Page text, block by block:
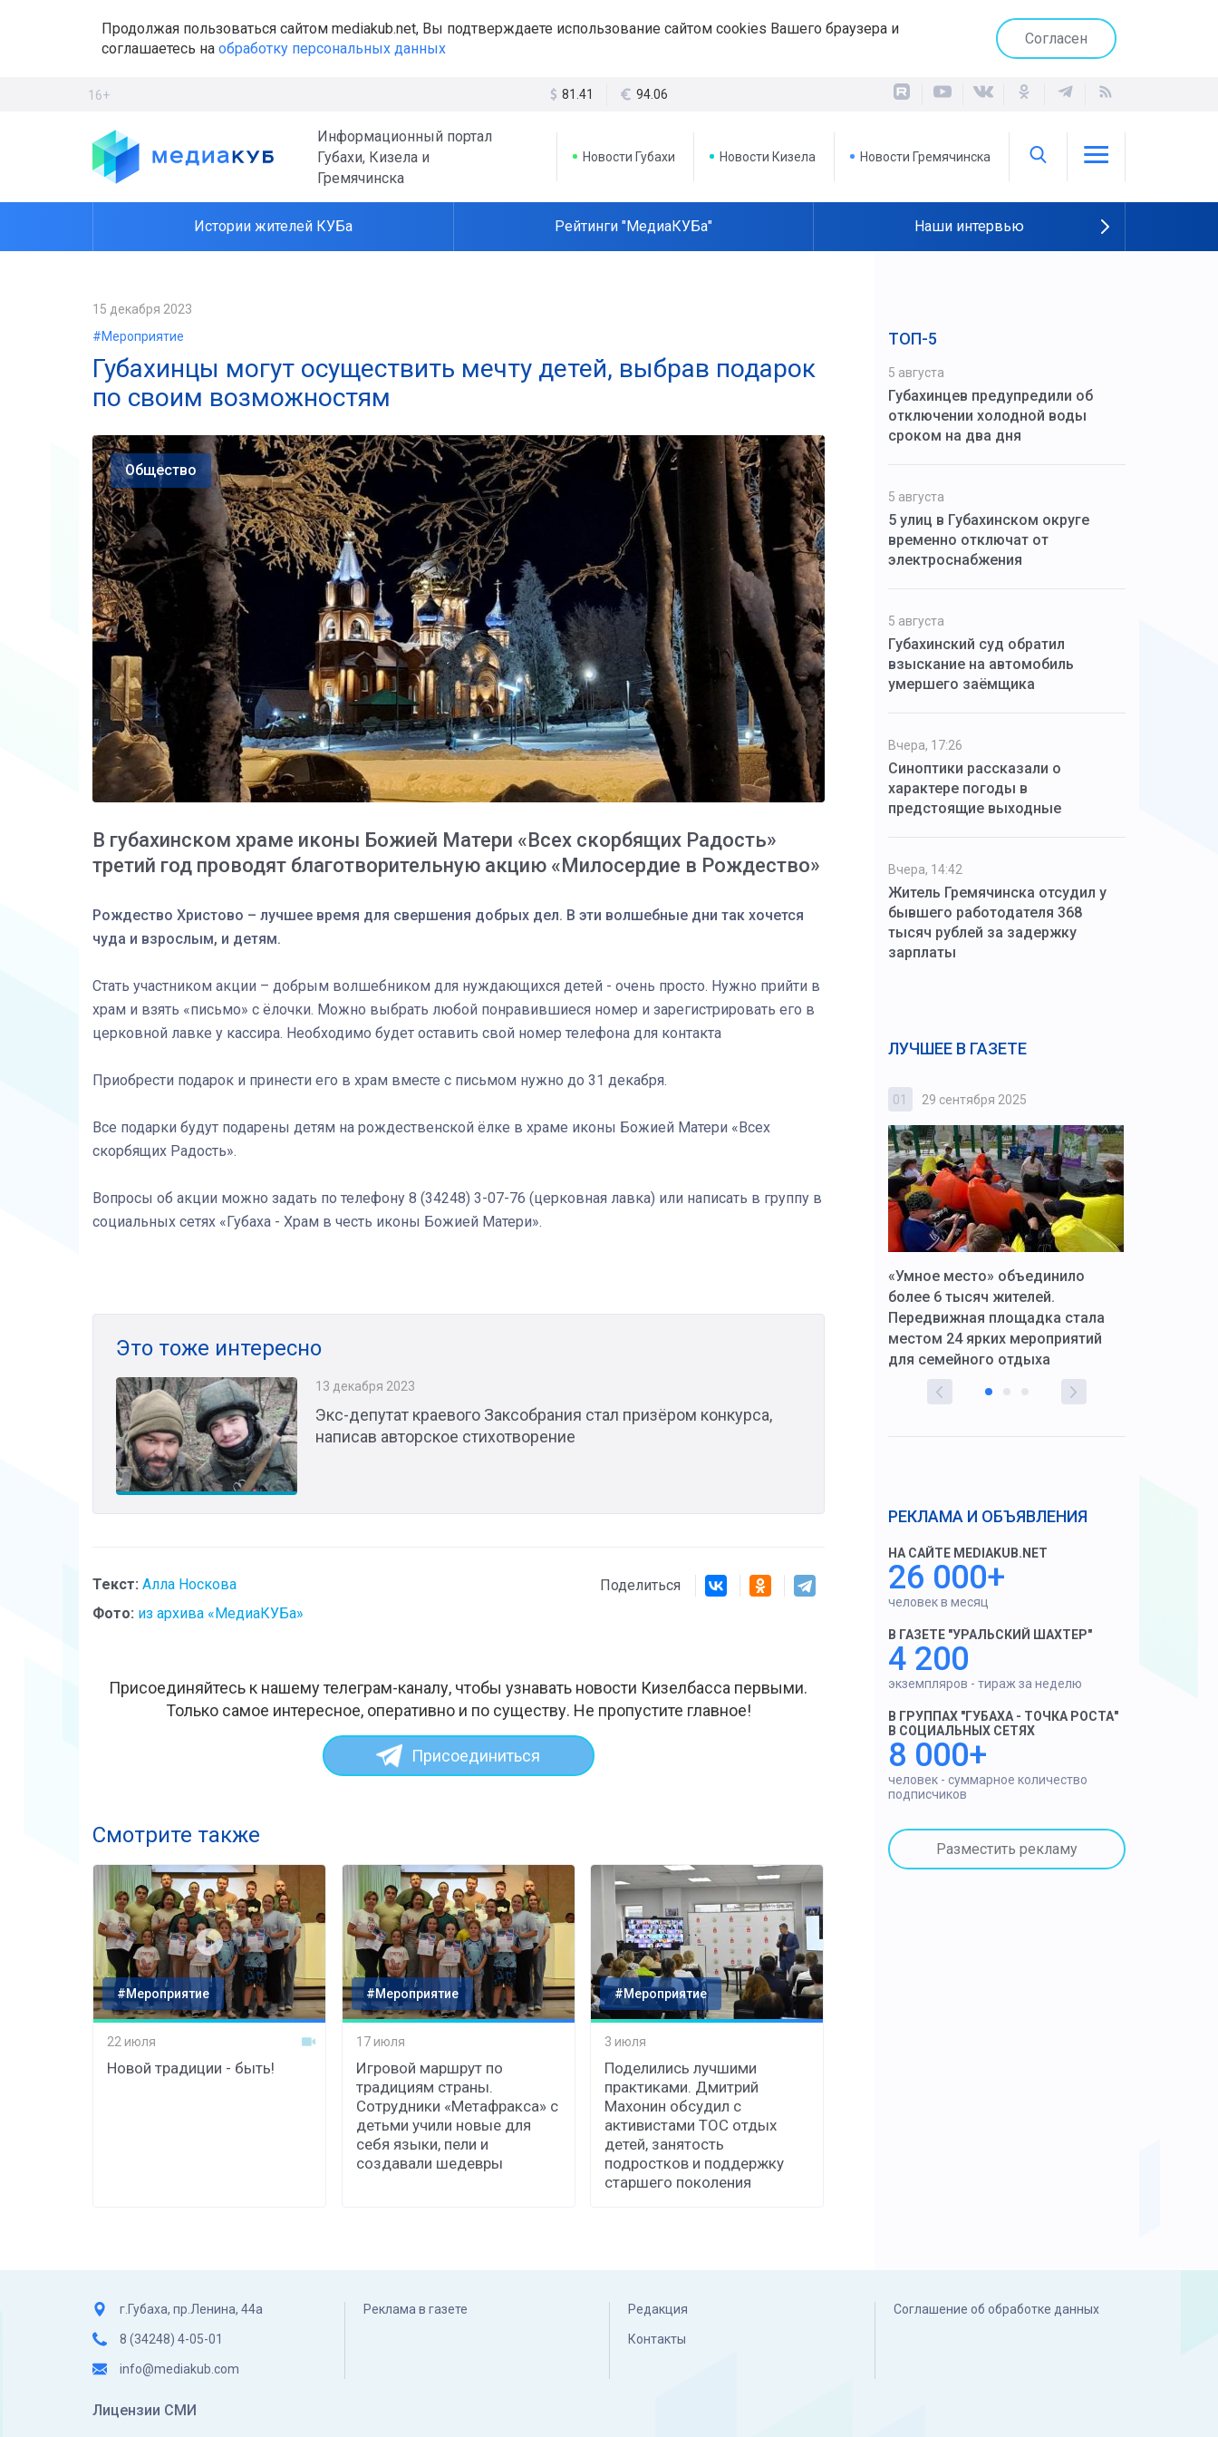
Продолжая пользоваться сайтом mediakub.net, Вы подтверждаете использование сайтом cookies Вашего браузера и
соглашаетесь на обработку персональных данных
Согласен
16+ 81.41 94.06
Информационный портал
Губахи, Кизела и
Гремячинска
Новости Губахи Новости Кизела Новости Гремячинска
Истории жителей КУБа Рейтинги "МедиаКУБа" Наши интервью
15 декабря 2023
#Мероприятие
Губахинцы могут осуществить мечту детей, выбрав подарок
по своим возможностям
Общество
В губахинском храме иконы Божией Матери «Всех скорбящих Радость»
третий год проводят благотворительную акцию «Милосердие в Рождество»
Рождество Христово – лучшее время для свершения добрых дел. В эти волшебные дни так хочется
чуда и взрослым, и детям.
Стать участником акции – добрым волшебником для нуждающихся детей - очень просто. Нужно прийти в
храм и взять «письмо» с ёлочки. Можно выбрать любой понравившиеся номер и зарегистрировать его в
церковной лавке у кассира. Необходимо будет оставить свой номер телефона для контакта
Приобрести подарок и принести его в храм вместе с письмом нужно до 31 декабря.
Все подарки будут подарены детям на рождественской ёлке в храме иконы Божией Матери «Всех
скорбящих Радость».
Вопросы об акции можно задать по телефону 8 (34248) 3-07-76 (церковная лавка) или написать в группу в
социальных сетях «Губаха - Храм в честь иконы Божией Матери».
Это тоже интересно
13 декабря 2023
Экс-депутат краевого Заксобрания стал призёром конкурса,
написав авторское стихотворение
Текст: Алла Носкова
Фото: из архива «МедиаКУБа»
Поделиться
Присоединяйтесь к нашему телеграм-каналу, чтобы узнавать новости Кизелбасса первыми.
Только самое интересное, оперативно и по существу. Не пропустите главное!
Присоединиться
Смотрите также
#Мероприятие
22 июля
Новой традиции - быть!
#Мероприятие
17 июля
Игровой маршрут по
традициям страны.
Сотрудники «Метафракса» с
детьми учили новые для
себя языки, пели и
создавали шедевры
#Мероприятие
3 июля
Поделились лучшими
практиками. Дмитрий
Махонин обсудил с
активистами ТОС отдых
детей, занятость
подростков и поддержку
старшего поколения
ТОП-5
5 августа
Губахинцев предупредили об
отключении холодной воды
сроком на два дня
5 августа
5 улиц в Губахинском округе
временно отключат от
электроснабжения
5 августа
Губахинский суд обратил
взыскание на автомобиль
умершего заёмщика
Вчера, 17:26
Синоптики рассказали о
характере погоды в
предстоящие выходные
Вчера, 14:42
Житель Гремячинска отсудил у
бывшего работодателя 368
тысяч рублей за задержку
зарплаты
ЛУЧШЕЕ В ГАЗЕТЕ
спецоперации сделал
01 29 сентября 2025
«Умное место» объединило
более 6 тысяч жителей.
Передвижная площадка стала
местом 24 ярких мероприятий
для семейного отдыха
РЕКЛАМА И ОБЪЯВЛЕНИЯ
НА САЙТЕ MEDIAKUB.NET
26 000+
человек в месяц
В ГАЗЕТЕ "УРАЛЬСКИЙ ШАХТЕР"
4 200
экземпляров - тираж за неделю
В ГРУППАХ "ГУБАХА - ТОЧКА РОСТА"
В СОЦИАЛЬНЫХ СЕТЯХ
8 000+
человек - суммарное количество
подписчиков
Разместить рекламу
г.Губаха, пр.Ленина, 44а
8 (34248) 4-05-01
info@mediakub.com
Реклама в газете Редакция
Контакты
Соглашение об обработке данных
Лицензии СМИ